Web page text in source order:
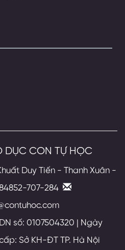
DỤC CON TỰ HỌC
Duy Tiến - Thanh Xuân -
707-284
số: 0107504320 | Ngày
Sở KH-ĐT TP. Hà Nội